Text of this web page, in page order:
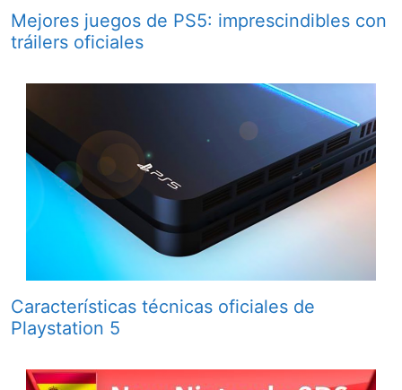
Mejores juegos de PS5: imprescindibles con
tráilers oficiales
Características técnicas oficiales de
Playstation 5